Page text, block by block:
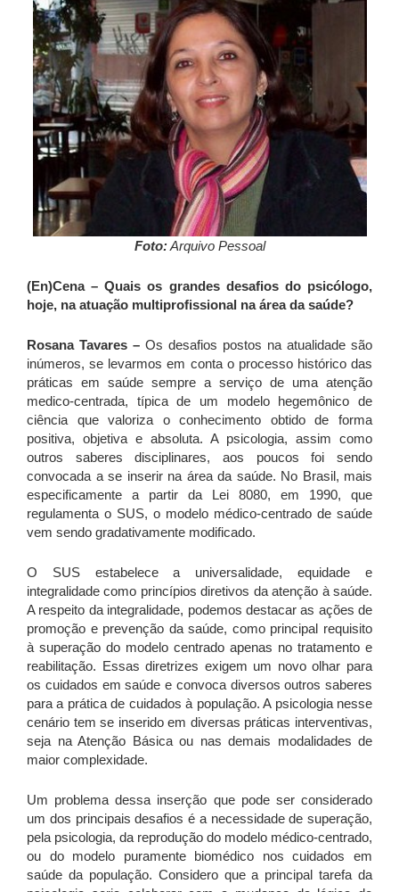
Foto:Arquivo Pessoal
(En)Cena – Quais os grandes desafios do psicólogo,
hoje, na atuação multiprofissional na área da saúde?
Rosana Tavares – Os desafios postos na atualidade são
inúmeros, se levarmos em conta o processo histórico das
práticas em saúde sempre a serviço de uma atenção
medico-centrada, típica de um modelo hegemônico de
ciência que valoriza o conhecimento obtido de forma
positiva, objetiva e absoluta. A psicologia, assim como
outros saberes disciplinares, aos poucos foi sendo
convocada a se inserir na área da saúde. No Brasil, mais
especificamente a partir da Lei 8080, em 1990, que
regulamenta o SUS, o modelo médico-centrado de saúde
vem sendo gradativamente modificado.
O SUS estabelece a universalidade, equidade e
integralidade como princípios diretivos da atenção à saúde.
A respeito da integralidade, podemos destacar as ações de
promoção e prevenção da saúde, como principal requisito
à superação do modelo centrado apenas no tratamento e
reabilitação. Essas diretrizes exigem um novo olhar para
os cuidados em saúde e convoca diversos outros saberes
para a prática de cuidados à população. A psicologia nesse
cenário tem se inserido em diversas práticas interventivas,
seja na Atenção Básica ou nas demais modalidades de
maior complexidade.
Um problema dessa inserção que pode ser considerado
um dos principais desafios é a necessidade de superação,
pela psicologia, da reprodução do modelo médico-centrado,
ou do modelo puramente biomédico nos cuidados em
saúde da população. Considero que a principal tarefa da